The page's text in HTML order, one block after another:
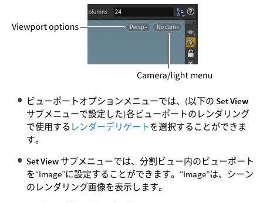
ビューポートオプションメニューでは、(以下の Set View
サブメニューで設定した)各ビューポートのレンダリング
で使用する レンダーデリゲートを選択することができま
す。
Set View サブメニューでは、分割ビュー内のビューポート
を“Image”に設定することができます。“Image”は、シーン
のレンダリング画像を表示します。